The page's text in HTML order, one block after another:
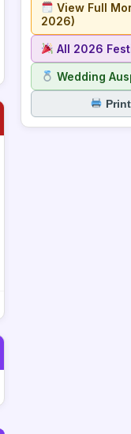
View Full
2026)
All 2026
Wedding